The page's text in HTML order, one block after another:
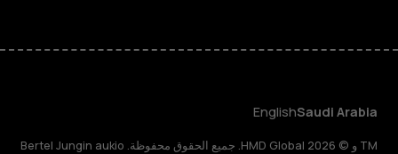
Saudi Arabia
English
TM و © 2026 HMD Global. جميع الحقوق محفوظة. Bertel Jungin aukio